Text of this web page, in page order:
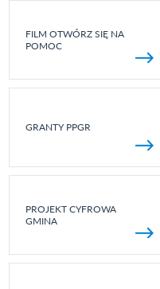
FILM OTWÓRZ SIĘ NA
POMOC
GRANTY PPGR
PROJEKT CYFROWA
GMINA